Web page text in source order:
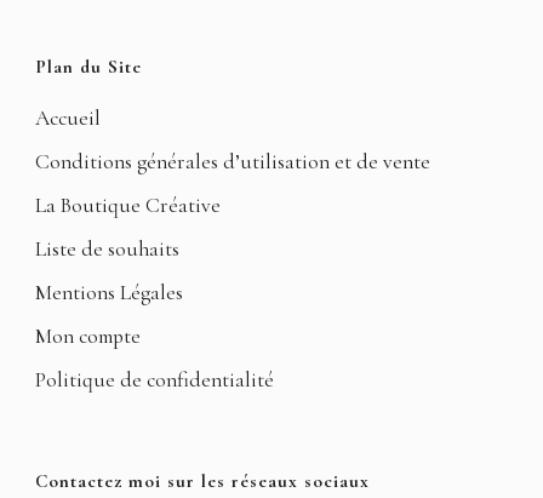
Plan du Site
Accueil
Conditions générales d’utilisation et de vente
La Boutique Créative
Liste de souhaits
Mentions Légales
Mon compte
Politique de confidentialité
Contactez moi sur les réseaux sociaux